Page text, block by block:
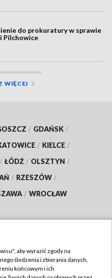
do prokuratury w sprawie
Pilchowice
WIĘCEJ
/ GDAŃSK /
/ KIELCE /
/ ŁÓDŹ / OLSZTYN /
/ RZESZÓW /
/ WROCŁAW
aby wyrazić zgody na
śledzenia i zbierania danych,
końcowym i ich